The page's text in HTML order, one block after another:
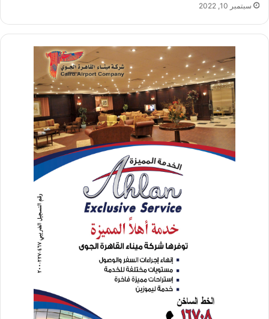
سبتمبر 10, 2022